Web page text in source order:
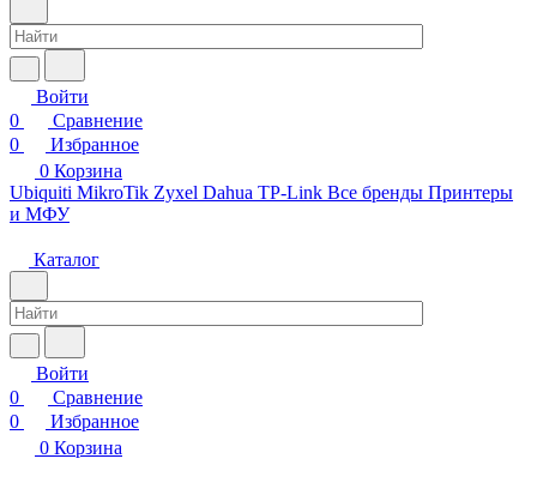
Войти
0
Сравнение
0
Избранное
0 Корзина
Ubiquiti MikroTik Zyxel Dahua TP-Link Все бренды Принтеры
и МФУ
Каталог
Войти
0
Сравнение
0
Избранное
0 Корзина